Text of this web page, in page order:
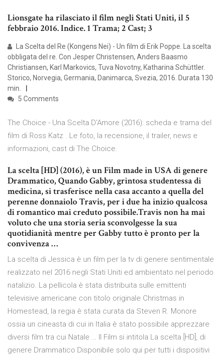
Lionsgate ha rilasciato il film negli Stati Uniti, il 5
febbraio 2016. Indice. 1 Trama; 2 Cast; 3
La Scelta del Re (Kongens Nei) - Un film di Erik Poppe. La scelta
obbligata del re. Con Jesper Christensen, Anders Baasmo
Christiansen, Karl Markovics, Tuva Novotny, Katharina Schüttler.
Storico, Norvegia, Germania, Danimarca, Svezia, 2016. Durata 130
min.
5 Comments
The Choice - Una Scelta D'Amore (2016): scheda e trama del
film di Ross Katz . Le foto, la recensione, il trailer, news e
informazioni, cast di The Choice.
La scelta [HD] (2016), è un Film made in USA di genere
Drammatico, Quando Gabby, grintosa studentessa di
medicina, si trasferisce nella casa accanto a quella del
perenne donnaiolo Travis, per i due ha inizio qualcosa
di romantico mai creduto possibile.Travis non ha mai
voluto che una storia seria sconvolgesse la sua
quotidianità mentre per Gabby tutto è pronto per la
convivenza …
La scelta di Jessica è un film per la tv di genere sentimentale
realizzato nel 2016 negli Stati Uniti ed ambientato nel periodo
natalizio. La pellicola è stata distribuita sulle emittenti
televisive americane con titolo originale Christmas in
Homestead, la regia è stata curata da Steven R. Monore
ossia un cineasta di cui in Italia è stato possibile apprezzare
diversi film tra cui Natale … Il Film si intitola La scelta [HD], di
genere Drammatico Disponibile solo qui per tutti i dispositivi